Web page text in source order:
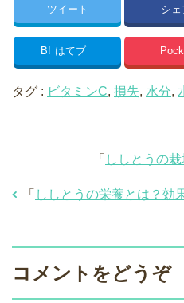
ツイート シェ
B! はてブ
タグ : ビタミンC, 損失, 水分,
「 ししとうの
「 ししとうの栄養とは？効
コメントをどうぞ